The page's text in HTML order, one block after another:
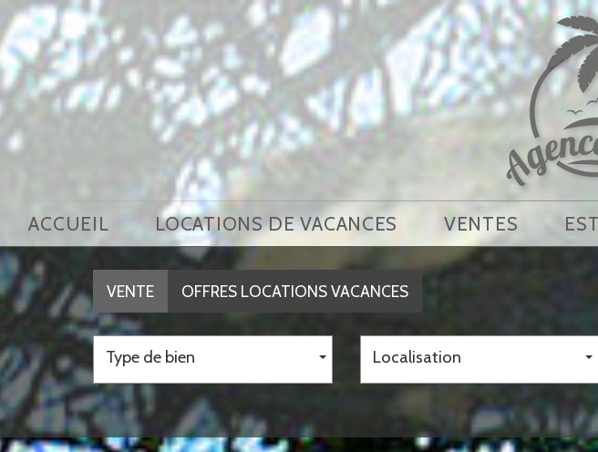
ACCUEIL LOCATIONS DE VACANCES VENTES
VENTE OFFRES LOCATIONS VACANCES
Type de bien Localisation